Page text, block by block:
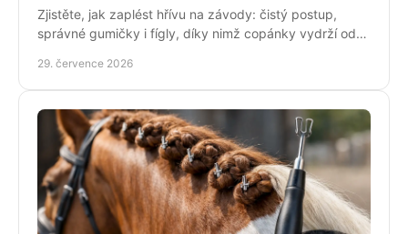
Zjistěte, jak zaplést hřívu na závody: čistý postup,
správné gumičky i fígly, díky nimž copánky vydrží od
29. července 2026